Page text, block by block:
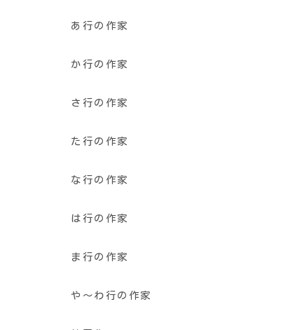
あ行の作家
か行の作家
さ行の作家
た行の作家
な行の作家
は行の作家
ま行の作家
や〜わ行の作家